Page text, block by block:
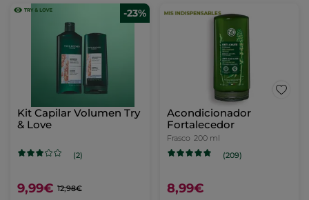
-23%
Kit Capilar Volumen Try
& Love
(2)
9,99€ 12,98€
Acondicionador
Fortalecedor
Frasco 200 ml
(209)
8,99€